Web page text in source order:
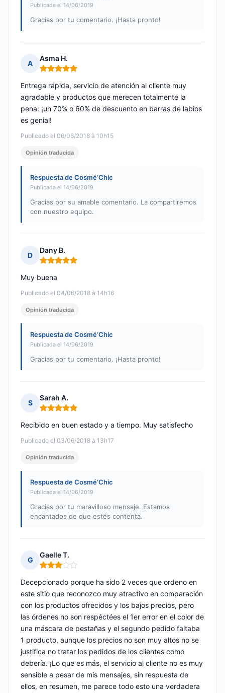
Publicada el 14/06/2019
Gracias por tu comentario. ¡Hasta pronto!
A
Asma H.
Nota: 5 de 5
Publicado el 06/06/2018 à 10h15
Entrega rápida, servicio de atención al cliente muy
agradable y productos que merecen totalmente la
pena: ¡un 70% o 60% de descuento en barras de labios
es genial!
Opinión traducida
Respuesta de Cosmé’Chic
Publicada el 14/06/2019
Gracias por su amable comentario. La compartiremos
con nuestro equipo.
D
Dany B.
Nota: 5 de 5
Publicado el 04/06/2018 à 14h16
Muy buena
Opinión traducida
Respuesta de Cosmé’Chic
Publicada el 14/06/2019
Gracias por tu comentario. ¡Hasta pronto!
S
Sarah A.
Nota: 5 de 5
Publicado el 03/06/2018 à 13h17
Recibido en buen estado y a tiempo. Muy satisfecho
Opinión traducida
Respuesta de Cosmé’Chic
Publicada el 14/06/2019
Gracias por tu maravilloso mensaje. Estamos
encantados de que estés contenta.
G
Gaelle T.
Nota: 3 de 5
Decepcionado porque ha sido 2 veces que ordeno en
este sitio que reconozco muy atractivo en comparación
con los productos ofrecidos y los bajos precios, pero
las órdenes no son respéctées el 1er error en el color de
una máscara de pestañas y el segundo pedido faltaba
1 producto, aunque los precios no son muy altos no se
justifica no tratar los pedidos de los clientes como
debería. ¡Lo que es más, el servicio al cliente no es muy
sensible a pesar de mis mensajes, sin respuesta de
ellos, en resumen, me parece todo esto una verdadera